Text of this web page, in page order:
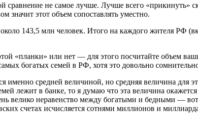
не самое лучше. Лучше всего «прикинуть»
этот объем сопоставлять уместно.
143,5 млн человек. Итого на каждого жителя РФ
«планки» или нет — для этого посчитайте объем
богатых семей в РФ, хотя это довольно
именно средней величиной, но средняя величина для
лежит в банке, то я думаю что эта величина
велико неравенство между богатыми и бедными —
счетах исчисляется сотнями миллионов и